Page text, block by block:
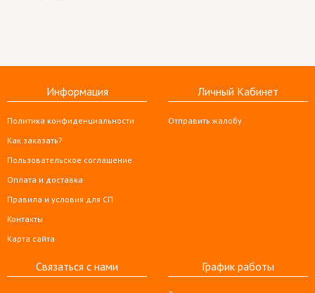
Информация
Политика конфиденциальности
Как заказать?
Пользовательское соглашение
Оплата и доставка
Правила и условия для СП
Контакты
Карта сайта
Личный Кабинет
Отправить жалобу
Связаться с нами График работы